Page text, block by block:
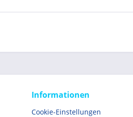
Informationen
Cookie-Einstellungen